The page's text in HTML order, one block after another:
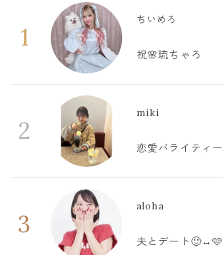
1
ちいめろ
祝🌸琉ちゃろ
2
miki
恋愛バライティー
3
aloha
夫とデート🙂‍↔️🩷